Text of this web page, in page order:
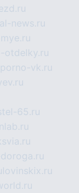
news.ru
otdelky.ru
porno-vk.ru
65.ru
lovinskix.ru